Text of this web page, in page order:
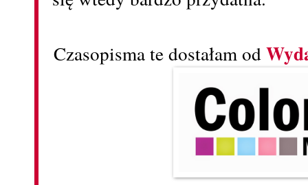
Czasopisma te dostałam od